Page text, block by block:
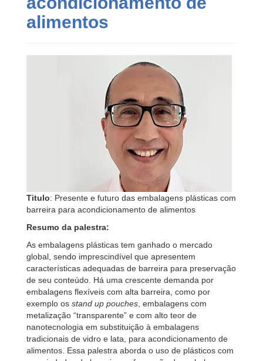
alimentos
Titulo: Presente e futuro das embalagens plásticas com
barreira para acondicionamento de alimentos
Resumo da palestra:
As embalagens plásticas tem ganhado o mercado
global, sendo imprescindível que apresentem
características adequadas de barreira para preservação
de seu conteúdo. Há uma crescente demanda por
embalagens flexíveis com alta barreira, como por
exemplo os stand up pouches , embalagens com
metalização “transparente” e com alto teor de
nanotecnologia em substituição à embalagens
tradicionais de vidro e lata, para acondicionamento de
alimentos. Essa palestra aborda o uso de plásticos com